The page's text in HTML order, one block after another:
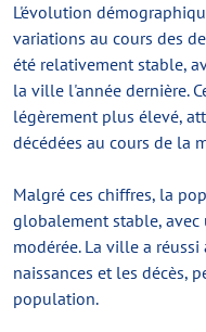
L'évolution
variations au cours des
été relativement stable,
la ville l'année dernière.
légèrement plus élevé,
décédées au cours de la
Malgré ces chiffres, la
globalement stable, avec
modérée. La ville a
naissances et les décès,
population.